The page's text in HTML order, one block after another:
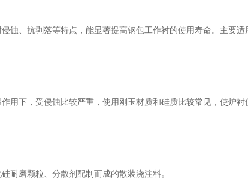
蚀、抗剥落等特点，能显著提高钢包工作衬的使用寿命。主要
用下，受侵蚀比较严重，使用刚玉材质和硅质比较常见，使炉衬
耐磨颗粒、分散剂配制而成的散装浇注料。